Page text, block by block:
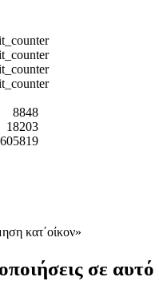
8848
18203
κατ΄οίκον»
σε αυτό